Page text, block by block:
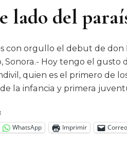
lado del
con orgullo el debut de don
Sonora.- Hoy tengo el
quien es el primero de
la infancia y primera
WhatsApp Imprimir